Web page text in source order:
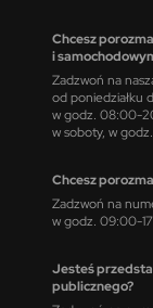
Chcesz
i
Zadzwoń na
od poniedziałku
w godz. 08:00-
w soboty, w
Chcesz
Zadzwoń na
w godz. 09:00-
Jesteś
publicznego?